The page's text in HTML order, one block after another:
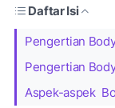
Daftar Isi
Pengertian
Pengertian
Aspek-aspek